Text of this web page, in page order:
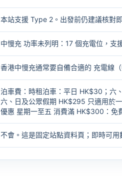
本站支援 Type 2。出發前仍建議核對
中慢充 功率未列明：17 個充電位，支
香港中慢充通常要自備合適的 充電線（
泊車費：時租泊車：平日 HK$30；六
六、日及公眾假期 HK$295 只適用於
優惠 星期一至五 消費滿 HK$300：免
不會。這是固定站點資料頁；即時可